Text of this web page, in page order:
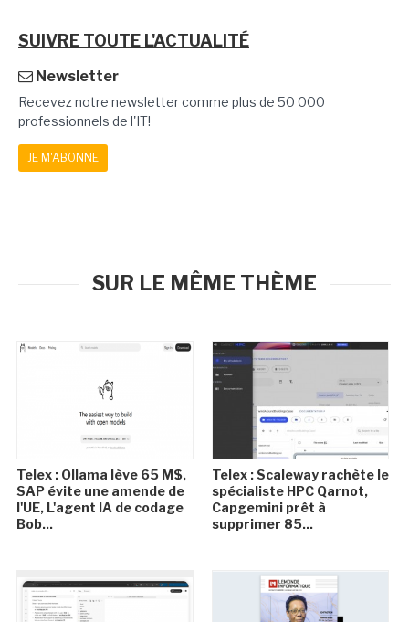
SUIVRE TOUTE L'ACTUALITÉ
Newsletter
Recevez notre newsletter comme plus de 50 000
professionnels de l'IT!
JE M'ABONNE
SUR LE MÊME THÈME
Telex : Ollama lève 65 M$,
SAP évite une amende de
l'UE, L'agent IA de codage
Bob...
Telex : Scaleway rachète le
spécialiste HPC Qarnot,
Capgemini prêt à
supprimer 85...